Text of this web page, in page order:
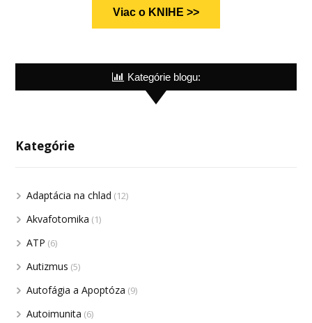
Viac o KNIHE >>
Kategórie blogu:
Kategórie
Adaptácia na chlad (12)
Akvafotomika (1)
ATP (6)
Autizmus (5)
Autofágia a Apoptóza (9)
Autoimunita (6)